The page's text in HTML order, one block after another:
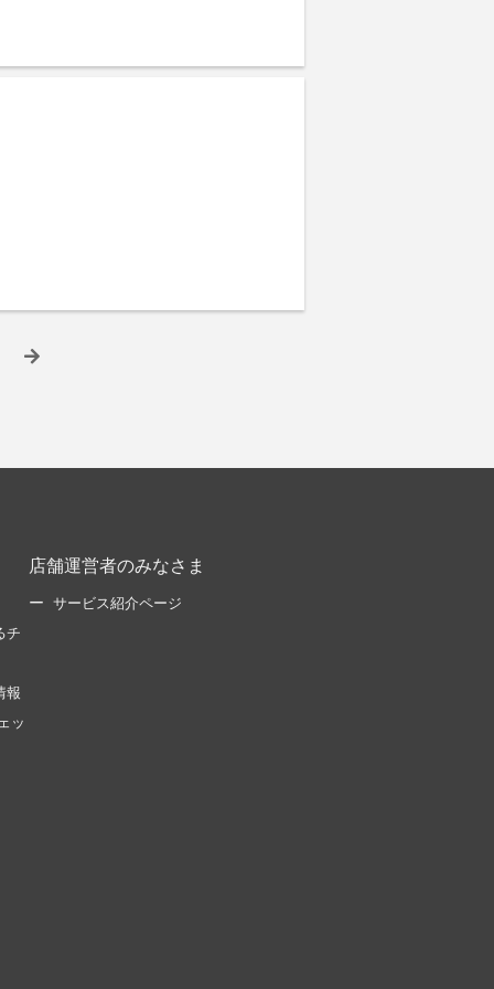
チ
報
ッ
店舗運営者のみなさま
サービス紹介ページ